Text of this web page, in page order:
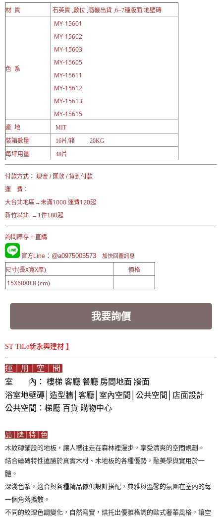
材 質 石英質 ,數位 ,隨機出貨 ,6~7種版面,地壁磚
色 系
MY-15601
MY-15602
MY-15603
MY-15605
MY-15611
MY-15612
MY-15613
MY-15615
產 地
MIT
裝箱數量
16片/箱 20KG
每坪用量
48片
付款方式： 現金 / 匯款 / 貨到付款
運 費：
大台北地區→未滿1000 運費120起
新竹以北 →1件180起
詢問庫存 + 直購
官方Line ：@a0975005573 加快回覆訊息
尺寸(長X寬X厚)
價格
15X60X0.8 (cm)
我要詢價
ST TiLe新永興建材 】
運｜用｜空｜間
室 內： 樓梯 客廳 餐廳 房間地面 牆面
浴室地壁磚│造型牆│客廳│室內空間│公共空間│店面設計
公共空間：梯廳 百貨 購物中心
品│牌│特│色
木紋磚鋪設的地板，讓人嚮往走在森林裡漫步，享受清爽的空間規劃。
結合磁磚特性遠勝於真實木材、木地板的各種優勢，融美學與實用於一
體。
深淺色系，適合與各種精品傢俱設計搭配，典雅與溫馨的氛圍在室內的每
一個角落擴散。
不同的紋理色調變化，自然寫實，烘托出優雅格調的歐式奢華風格，讓空